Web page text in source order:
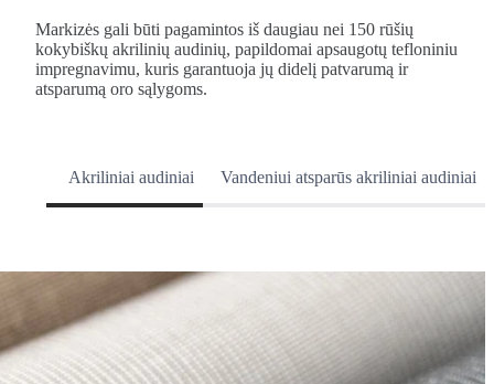
Markizės gali būti pagamintos iš daugiau nei 150 rūšių
kokybiškų akrilinių audinių, papildomai apsaugotų tefloniniu
impregnavimu, kuris garantuoja jų didelį patvarumą ir
atsparumą oro sąlygoms.
Akriliniai audiniai Vandeniui atsparūs akriliniai audiniai